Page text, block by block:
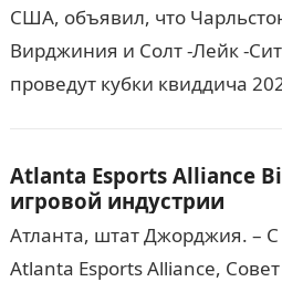
США, объявил, что
Вирджиния и Солт -Лейк -
проведут кубки квиддича
Atlanta Esports Alliance
игровой индустрии
Атланта, штат Джорджия. – С
Atlanta Esports Alliance,